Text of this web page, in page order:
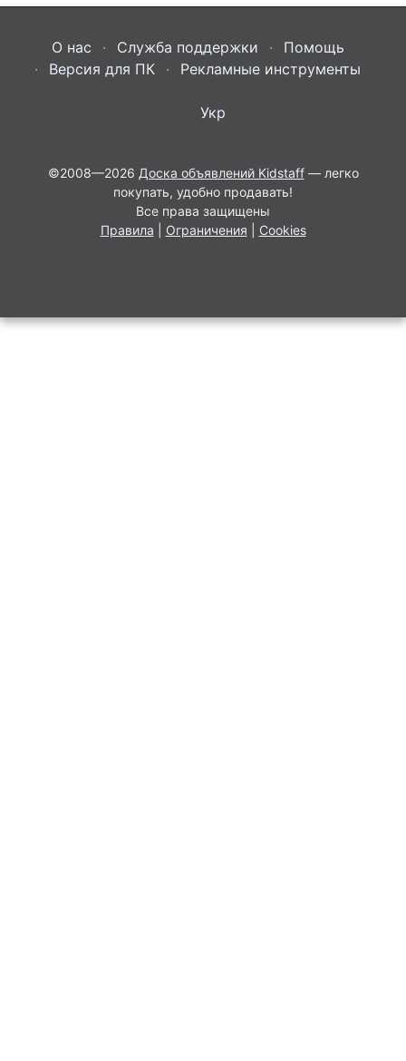
О нас Служба поддержки
Помощь
Версия для ПК
Рекламные инструменты
Укр
©2008—2026 Доска объявлений Kidstaff— легко
покупать, удобно продавать!
Все права защищены
Правила
Ограничения Cookies